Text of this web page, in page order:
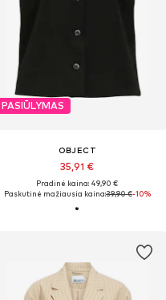
PASIŪLYMAS
OBJECT
35,91 €
Pradinė kaina: 49,90 €
Paskutinė mažiausia kaina:39,90 €-10%